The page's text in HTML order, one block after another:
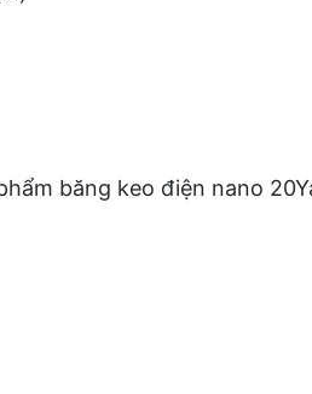
băng keo điện nano